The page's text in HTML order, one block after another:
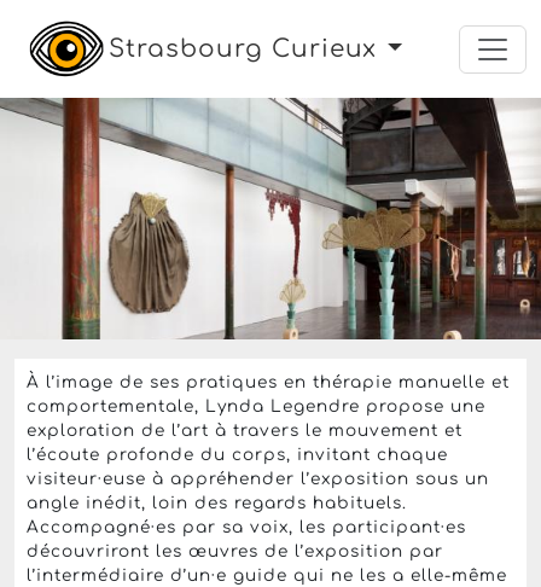
Strasbourg Curieux
exposition art contemporain
Le dimanche 7 septembre 2025 à partir de 15h
Visite guidée dans un état
de conscience modifiée
Le CEAAC, Centre Européen d'Actions
Artistiques Contemporaines
Strasbourg
Entrée libre
À l’image de ses pratiques en thérapie manuelle et
comportementale, Lynda Legendre propose une
exploration de l’art à travers le mouvement et
l’écoute profonde du corps, invitant chaque
visiteur·euse à appréhender l’exposition sous un
angle inédit, loin des regards habituels.
Accompagné·es par sa voix, les participant·es
découvriront les œuvres de l’exposition par
l’intermédiaire d’un·e guide qui ne les a elle-même